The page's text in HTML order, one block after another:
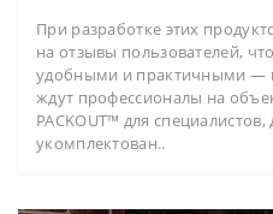
При разработке этих
на отзывы пользователей,
удобными и практичными —
ждут профессионалы на
PACKOUT™ для
укомплектован..